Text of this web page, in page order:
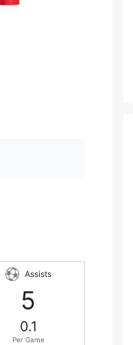
Assists
5
0.1
Per Game